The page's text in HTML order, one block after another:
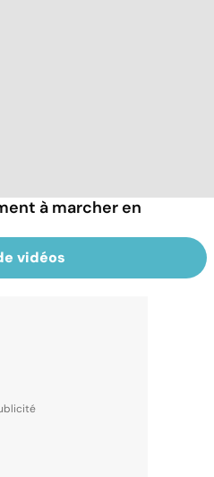
à marcher en
vidéos